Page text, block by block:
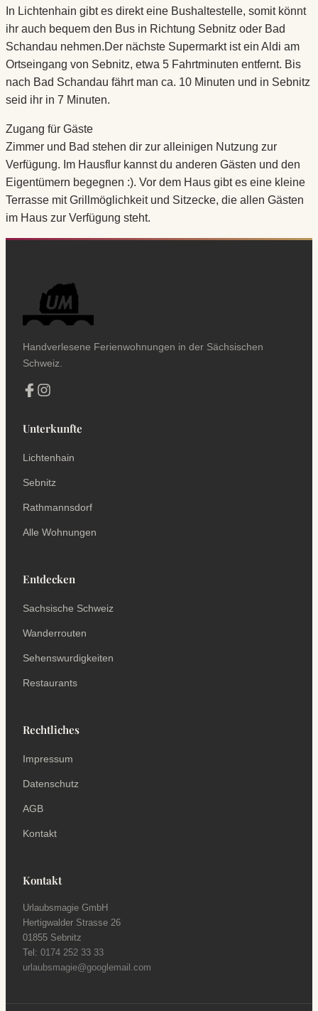
In Lichtenhain gibt es direkt eine Bushaltestelle, somit könnt
ihr auch bequem den Bus in Richtung Sebnitz oder Bad
Schandau nehmen.Der nächste Supermarkt ist ein Aldi am
Ortseingang von Sebnitz, etwa 5 Fahrtminuten entfernt. Bis
nach Bad Schandau fährt man ca. 10 Minuten und in Sebnitz
seid ihr in 7 Minuten.
Zugang für Gäste
Zimmer und Bad stehen dir zur alleinigen Nutzung zur
Verfügung. Im Hausflur kannst du anderen Gästen und den
Eigentümern begegnen :). Vor dem Haus gibt es eine kleine
Terrasse mit Grillmöglichkeit und Sitzecke, die allen Gästen
im Haus zur Verfügung steht.
Handverlesene Ferienwohnungen in der Sächsischen
Schweiz.
Unterkunfte
Lichtenhain
Sebnitz
Rathmannsdorf
Alle Wohnungen
Entdecken
Sachsische Schweiz
Wanderrouten
Sehenswurdigkeiten
Restaurants
Rechtliches
Impressum
Datenschutz
AGB
Kontakt
Kontakt
Urlaubsmagie GmbH
Hertigwalder Strasse 26
01855 Sebnitz
Tel: 0174 252 33 33
urlaubsmagie@googlemail.com